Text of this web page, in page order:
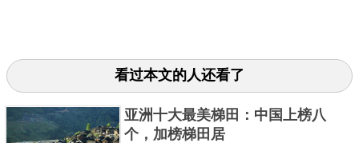
苏菲·霍华德的五官精致，再加上她丰满性感的浑圆胸
看过本文的人还看了
亚洲十大最美梯田：中国上榜八
个，加榜梯田居